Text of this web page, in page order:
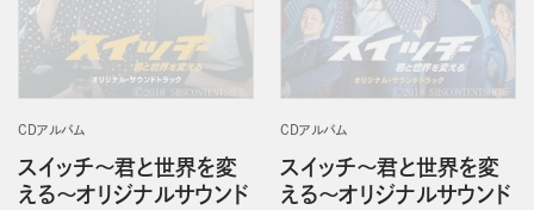
CDアルバム
スイッチ～君と世界を変
える～オリジナルサウンド
CDアルバム
スイッチ～君と世界を変
える～オリジナルサウンド